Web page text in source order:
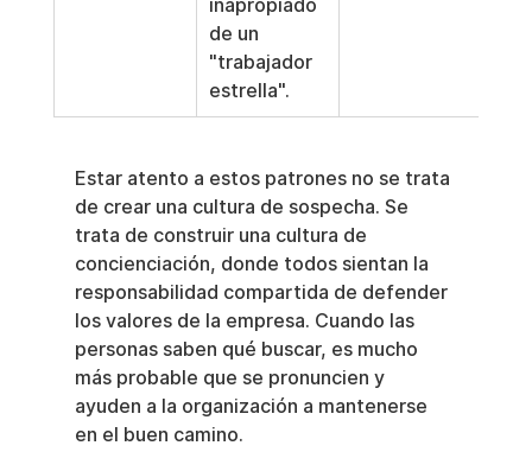
inapropiado
de un
"trabajador
estrella".
Estar atento a estos patrones no se trata
de crear una cultura de sospecha. Se
trata de construir una cultura de
concienciación, donde todos sientan la
responsabilidad compartida de defender
los valores de la empresa. Cuando las
personas saben qué buscar, es mucho
más probable que se pronuncien y
ayuden a la organización a mantenerse
en el buen camino.